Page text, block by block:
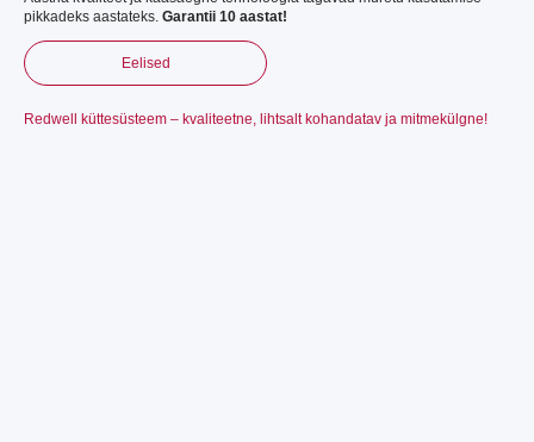
pikkadeks aastateks. Garantii 10 aastat!
Eelised
Redwell küttesüsteem – kvaliteetne, lihtsalt kohandatav ja mitmekülgne!